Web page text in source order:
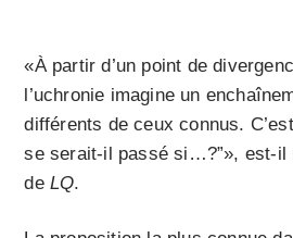
«À partir d’un point de
l’uchronie imagine un
différents de ceux connus.
se serait-il passé si…?”», est-il
deLQ.